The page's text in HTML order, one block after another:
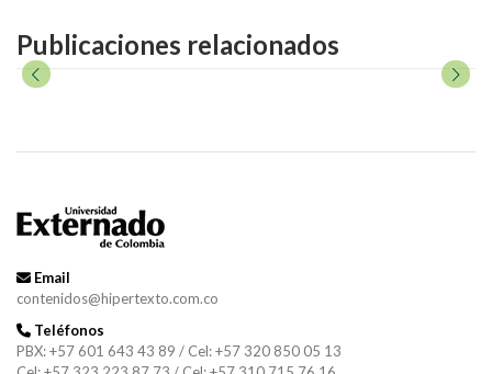
Publicaciones relacionados
Email
contenidos@hipertexto.com.co
Teléfonos
PBX: +57 601 643 43 89 / Cel: +57 320 850 05 13